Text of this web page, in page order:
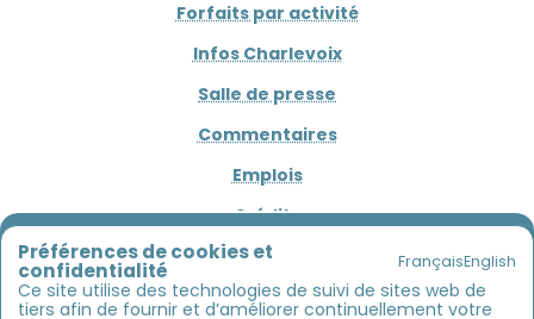
Forfaits par activité
Infos Charlevoix
Salle de presse
Commentaires
Emplois
Crédits
CONNECTEZ
L'AVENTURE COMMENCE ICI !!!
Entre estuaire, rivière et montagnes
Préférences de cookies et
confidentialité FrançaisEnglish
Ce site utilise des technologies de suivi de sites web de
tiers afin de fournir et d’améliorer continuellement votre